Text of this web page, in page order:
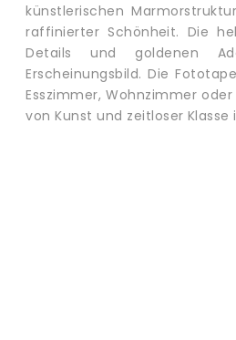
künstlerischen
raffinierter Schönheit. Die
Details und goldenen
Erscheinungsbild. Die
Esszimmer, Wohnzimmer
von Kunst und zeitloser Klasse